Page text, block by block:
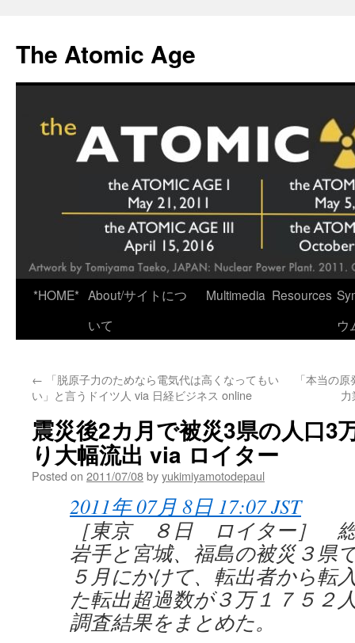
content
The Atomic Age
*HOME* About/サイトにつ
いて
Multimedia Resources
ウ
← 「脱原子力のためなら電気代は高くなってもい
い」と言うドイツ人 via 日経ビジネス online
「本当の
震災後2カ月で被災3県の人口3
り大幅流出 via ロイター
Posted on 2011/07/08byyukimiyamotodepaul
2011年 07月 8日 17:07 JST
［東京 ８日 ロイター］
岩手と宮城、福島の被災３県
５月にかけて、転出者から転
た転出超過数が３万１７５２
調査結果をまとめた。